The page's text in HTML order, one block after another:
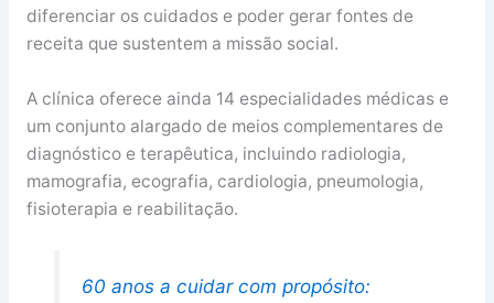
diferenciar os cuidados e poder gerar fontes de
receita que sustentem a missão social.
A clínica oferece ainda 14 especialidades médicas e
um conjunto alargado de meios complementares de
diagnóstico e terapêutica, incluindo radiologia,
mamografia, ecografia, cardiologia, pneumologia,
fisioterapia e reabilitação.
60 anos a cuidar com propósito: